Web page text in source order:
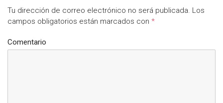
Tu dirección de correo electrónico no será publicada. Los
campos obligatorios están marcados con *
Comentario